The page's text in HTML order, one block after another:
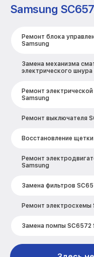
Samsung
Ремонт блока
Samsung
Замена механизма
электрического
Ремонт
Samsung
Ремонт выключателя
Восстановление
Ремонт
Samsung
Замена фильтров
Ремонт электросхемы
Замена помпы SC6572
Ремонт гидросистемы